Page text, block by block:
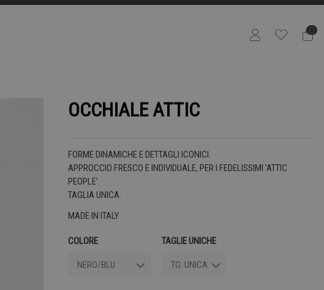
0
OCCHIALE ATTIC
FORME DINAMICHE E DETTAGLI ICONICI.
APPROCCIO FRESCO E INDIVIDUALE, PER I FEDELISSIMI 'ATTIC
PEOPLE'.
TAGLIA UNICA.
MADE IN ITALY
COLORE TAGLIE UNICHE